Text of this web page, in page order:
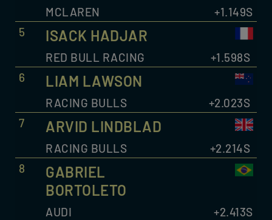
MCLAREN
+1.149S
5
ISACK HADJAR
RED BULL RACING
+1.598S
6
LIAM LAWSON
RACING BULLS
+2.023S
7
ARVID LINDBLAD
RACING BULLS
+2.214S
8
GABRIEL
BORTOLETO
AUDI
+2.413S